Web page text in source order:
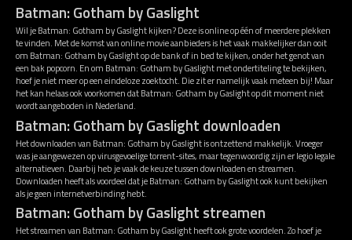
Batman: Gotham by Gaslight
Wil je Batman: Gotham by Gaslight kijken? Deze is online op één of meerdere plekken
te vinden. Met de komst van online movie aanbieders is het vaak makkelijker dan ooit
om Batman: Gotham by Gaslight op de bank of in bed te kijken, onder het genot van
een bak popcorn. En om Batman: Gotham by Gaslight met ondertiteling te bekijken,
hoef je niet meer op een eindeloze zoektocht. Die zit er namelijk vaak meteen bij! Maar
het kan helaas ook voorkomen dat Batman: Gotham by Gaslight op dit moment niet
wordt aangeboden in Nederland.
Batman: Gotham by Gaslight downloaden
Het downloaden van Batman: Gotham by Gaslight is ontzettend makkelijk. Vroeger
was je aangewezen op virusgevoelige torrent-sites, maar tegenwoordig zijn er legio legale
alternatieven. Daarbij heb je vaak de keuze tussen downloaden en streamen.
Downloaden heeft als voordeel dat je Batman: Gotham by Gaslight ook kunt bekijken
als je geen internetverbinding hebt.
Batman: Gotham by Gaslight streamen
Het streamen van Batman: Gotham by Gaslight heeft ook grote voordelen. Zo hoef je